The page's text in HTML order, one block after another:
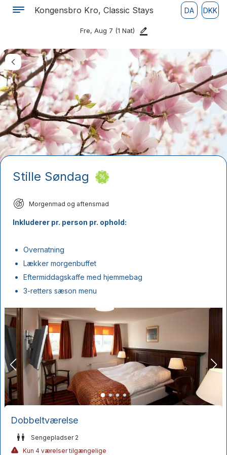
Kongensbro Kro, Classic Stays DA DKK
Fre, Aug 7 (1 Nat)
Stille Søndag
Morgenmad og aftensmad
Inkluderer pr. person pr. ophold:
Overnatning
Lækker morgenbuffet
Eftermiddagskaffe med hjemmebag
3-retters sæson menu
Dobbeltværelse
Sengepladser 2
Kun 4 værelser tilgængelige